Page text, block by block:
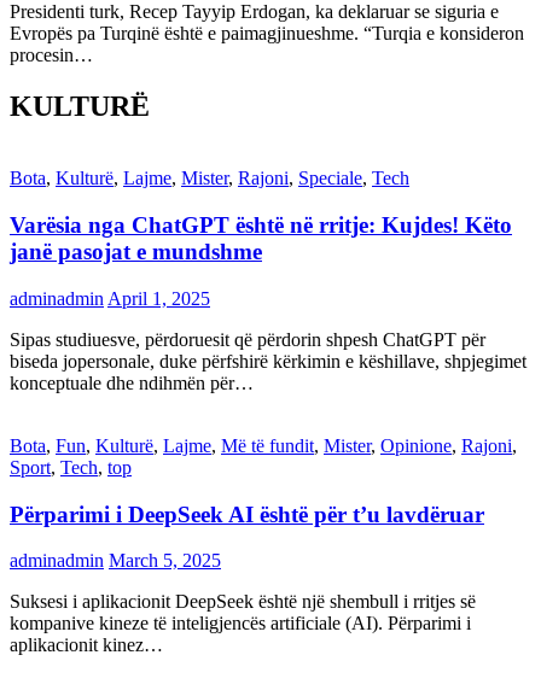
Presidenti turk, Recep Tayyip Erdogan, ka deklaruar se siguria e
Evropës pa Turqinë është e paimagjinueshme. “Turqia e konsideron
procesin…
KULTURË
Bota, Kulturë, Lajme, Mister, Rajoni, Speciale, Tech
Varësia nga ChatGPT është në rritje: Kujdes! Këto
janë pasojat e mundshme
adminadmin April 1, 2025
Sipas studiuesve, përdoruesit që përdorin shpesh ChatGPT për
biseda jopersonale, duke përfshirë kërkimin e këshillave, shpjegimet
konceptuale dhe ndihmën për…
Bota, Fun, Kulturë, Lajme, Më të fundit, Mister, Opinione, Rajoni,
Sport, Tech, top
Përparimi i DeepSeek AI është për t’u lavdëruar
adminadmin March 5, 2025
Suksesi i aplikacionit DeepSeek është një shembull i rritjes së
kompanive kineze të inteligjencës artificiale (AI). Përparimi i
aplikacionit kinez…